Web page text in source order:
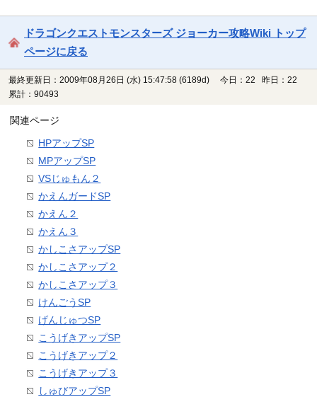
ドラゴンクエストモンスターズ ジョーカー攻略Wiki トップ
ページに戻る
最終更新日：2009年08月26日 (水) 15:47:58 (6189d)
今日：22 昨日：22
累計：90493
関連ページ
HPアップSP
MPアップSP
VSじゅもん２
かえんガードSP
かえん２
かえん３
かしこさアップSP
かしこさアップ２
かしこさアップ３
けんごうSP
げんじゅつSP
こうげきアップSP
こうげきアップ２
こうげきアップ３
しゅびアップSP